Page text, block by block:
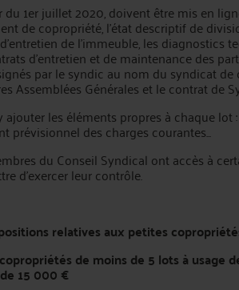
du 1er juillet 2020, doivent être mis en
de copropriété, l’état descriptif de
de l’immeuble, les diagnostics
d’entretien et de maintenance des
par le syndic au nom du syndicat
Assemblées Générales et le contrat de
ajouter les éléments propres à chaque
prévisionnel des charges courantes...
du Conseil Syndical ont accès à
d’exercer leur contrôle.
relatives aux petites
de moins de 5 lots à usage
15 000 €